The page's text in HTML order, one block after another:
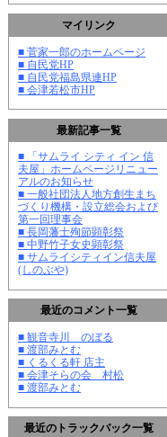
マイリンク
■ 菅家一郎のホームページ
■ 自民党HP
■ 自民党福島県連HP
■ 会津若松市HP
最新記事一覧
■ 「サムライ シティ イン 信
夫屋」ホームページリニュー
アルのお知らせ
■ 一般社団法人地方創生まち
づくり機構・設立総会および
第一回理事会
■ 長岡藩士殉節顕彰祭
■ 中野竹子女史顕彰祭
■ サムライシティイン信夫屋
(しのぶや)
最近のコメント一覧
■ 観音寺川 のぼる
■ 渡部みとむ
■ くるくる軒 店主
■ 会津そらの会 村松
■ 渡部みとむ
最近のトラックバック一覧